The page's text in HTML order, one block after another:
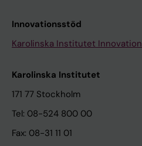
Innovationsstöd
Karolinska Institutet Innovation
Karolinska Institutet
171 77 Stockholm
Tel: 08-524 800 00
Fax: 08-31 11 01